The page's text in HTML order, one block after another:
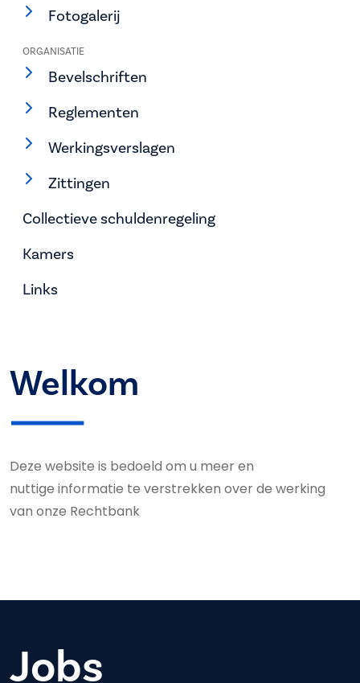
Fotogalerij
ORGANISATIE
Bevelschriften
Reglementen
Werkingsverslagen
Zittingen
Collectieve schuldenregeling
Kamers
Links
Welkom
Deze website is bedoeld om u meer en
nuttige informatie te verstrekken over de werking
van onze Rechtbank
Jobs